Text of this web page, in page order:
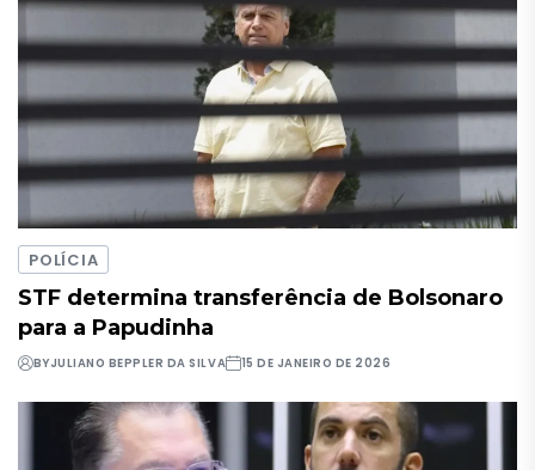
POLÍCIA
STF determina transferência de Bolsonaro
para a Papudinha
BYJULIANO BEPPLER DA SILVA 15 DE JANEIRO DE 2026